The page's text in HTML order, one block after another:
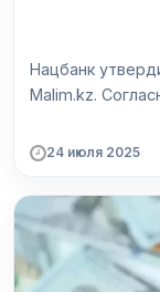
Нацбанк
24 июля 2025